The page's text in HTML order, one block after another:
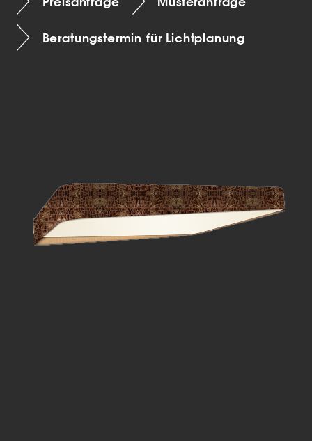
Beratungstermin für Lichtplanung